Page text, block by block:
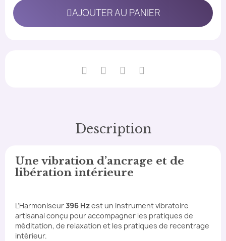
AJOUTER AU PANIER
Description
Une vibration d’ancrage et de
libération intérieure
L’Harmoniseur396 Hzest un instrument vibratoire
artisanal conçu pour accompagner les pratiques de
méditation, de relaxation et les pratiques de recentrage
intérieur.